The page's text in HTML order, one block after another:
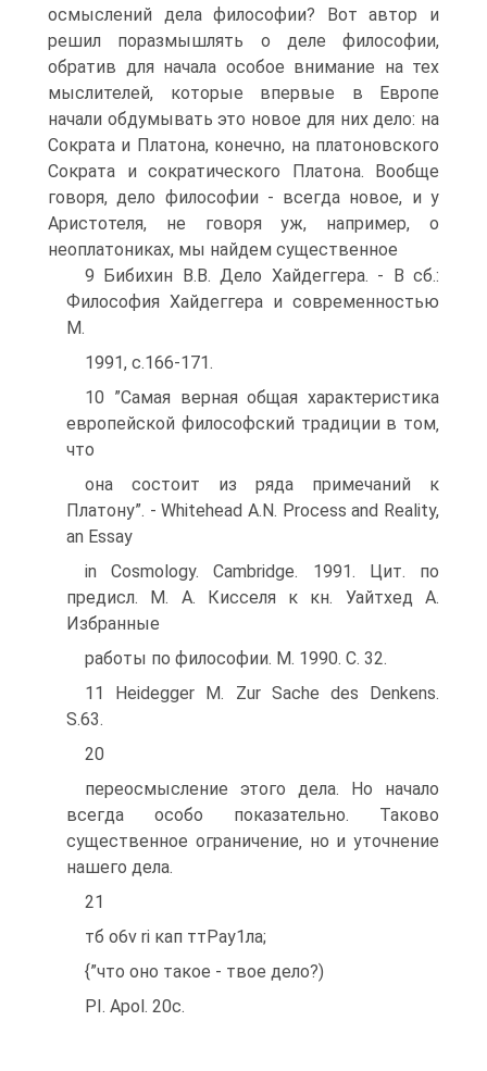
осмыслений дела философии? Вот автор и
решил поразмышлять о деле философии,
обратив для начала особое внимание на тех
мыслителей, которые впервые в Европе
начали обдумывать это новое для них дело: на
Сократа и Платона, конечно, на платоновского
Сократа и сократического Платона. Вообще
говоря, дело философии - всегда новое, и у
Аристотеля, не говоря уж, например, о
неоплатониках, мы найдем существенное
9 Бибихин В.В. Дело Хайдеггера. - В сб.:
Философия Хайдеггера и современностью
М.
1991, с.166-171.
10 ”Самая верная общая характеристика
европейской философский традиции в том‚
что
она состоит из ряда примечаний к
Платону”. - Whitehead A.N. Process and Reality,
an Essay
in Cosmology. Cambridge. 1991. Цит. по
предисл. М. А. Кисселя к кн. Уайтхед А.
Избранные
работы по философии. М. 1990. С. 32.
11 Heidegger M. Zur Sache des Denkens.
S.63.
20
переосмысление этого дела. Но начало
всегда особо показательно. Таково
существенное ограничение‚ но и уточнение
нашего дела.
21
тб o6v ri кап ттРау1ла;
{”что оно такое - твое дело?)
PI. Apol. 20с.